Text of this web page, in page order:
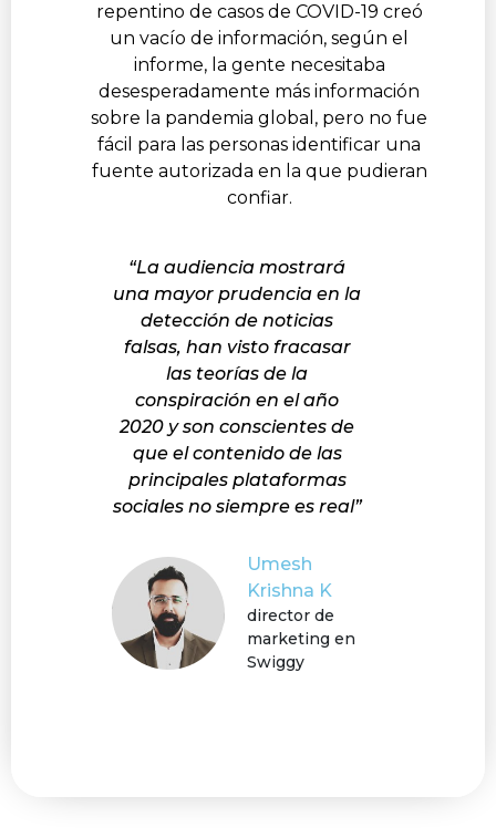
repentino de casos de COVID-19 creó
un vacío de información, según el
informe, la gente necesitaba
desesperadamente más información
sobre la pandemia global, pero no fue
fácil para las personas identificar una
fuente autorizada en la que pudieran
confiar.
“La audiencia mostrará
una mayor prudencia en la
detección de noticias
falsas, han visto fracasar
las teorías de la
conspiración en el año
2020 y son conscientes de
que el contenido de las
principales plataformas
sociales no siempre es real”
Umesh
Krishna K
director de
marketing en
Swiggy